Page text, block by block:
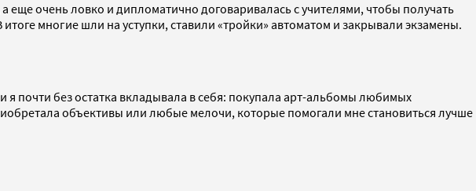
очень ловко и дипломатично договаривалась с учителями, чтобы получать
многие шли на уступки, ставили «тройки» автоматом и закрывали экзамены.
почти без остатка вкладывала в себя: покупала арт-альбомы любимых
объективы или любые мелочи, которые помогали мне становиться лучше